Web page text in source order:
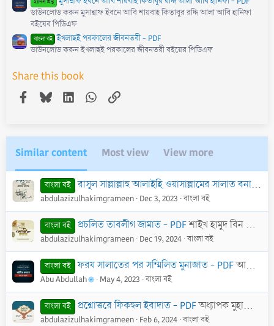
ডাউনলোড করুন মুসান্নাফ ইবনে আবি শায়বাহ কিতাবুর রদ্দি আলা আবি হানিফা
বইয়ের পিডিএফ
বাংলা বই ইখলাছই পরকালের জীবনতরী - PDF
ডাউনলোড করুন ইখলাছই পরকালের জীবনতরী বইয়ের পিডিএফ
Share this book
Facebook
BlueskyLinkedInWhatsApp
Link
Similar content Most view View more
বাংলা বই রাসূল সাল্লাল্লাহু আলাইহি ওয়াসাল্লামের সালাত বনাম প্রচলিত সালাত - PDF
abdulazizulhakimgrameen Dec 3, 2023 বাংলা বই
বাংলা বই প্রচলিত তাবলীগ জামাত - PDFশাইখ হামুদ বিন আবদুল্লাহ আত-তুওয়াইজুরী (রাহি.)
abdulazizulhakimgrameen Dec 19, 2024 বাংলা বই
বাংলা বই ফরয সালাতের পর সম্মিলিত মুনাজাত - PDFআব্দুল্লাহ শহীদ আব্দুর রহমান
Abu Abdullah May 4, 2023 বাংলা বই
বাংলা বই প্রশ্নোত্তরে ফিকহুল ইবাদাত - PDFঅধ্যাপক মুহাম্মাদ নূরুল ইসলাম মক্কী
abdulazizulhakimgrameen Feb 6, 2024 বাংলা বই